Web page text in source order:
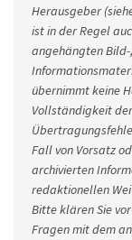
Herausgeber
ist in der Regel
angehängten Bild-
übernimmt keine
Vollständigkeit
Fall von Vorsatz
archivierten
redaktionellen
Bitte klären Sie
Fragen mit dem